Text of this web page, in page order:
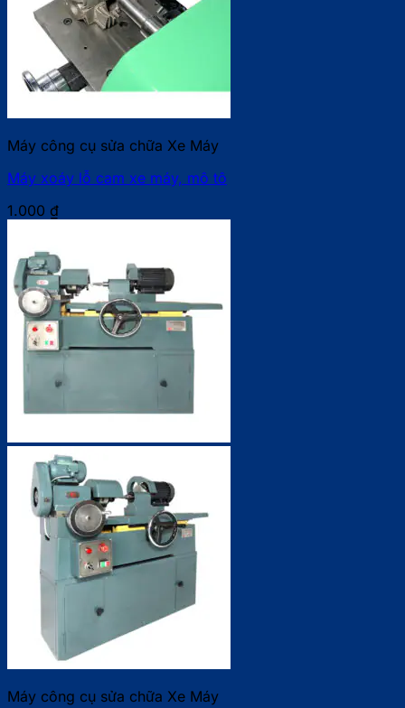
Máy công cụ sửa chữa Xe Máy
Máy xoáy lỗ cam xe máy, mô tô
1.000 ₫
Máy công cụ sửa chữa Xe Máy